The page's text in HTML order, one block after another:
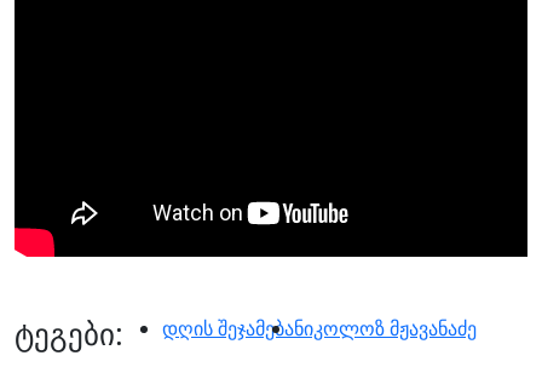
ტეგები: დღის შეჯამებანიკოლოზ მჟავანაძე